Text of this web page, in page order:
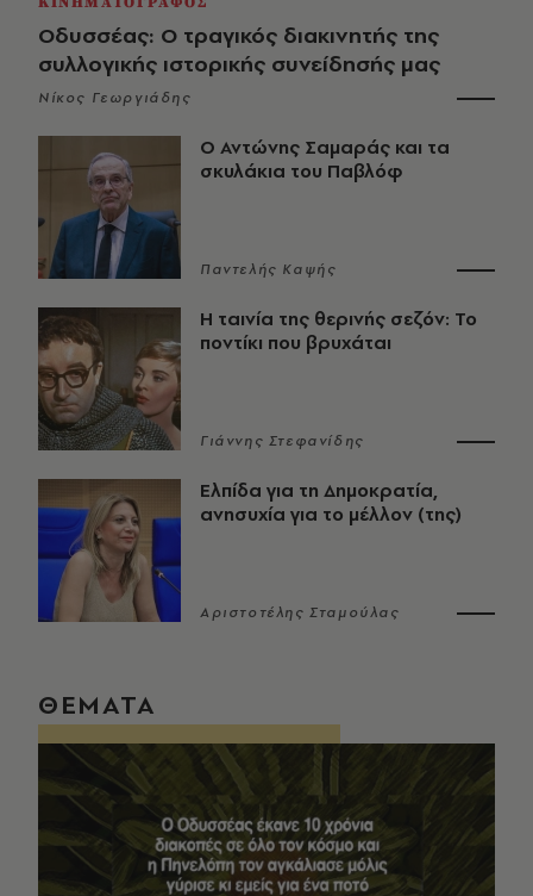
Οδυσσέας: Ο τραγικός διακινητής της
συλλογικής ιστορικής συνείδησής μας
Νίκος Γεωργιάδης
Ο Αντώνης Σαμαράς και τα
σκυλάκια του Παβλόφ
Παντελής Καψής
Η ταινία της θερινής σεζόν: Το
ποντίκι που βρυχάται
Γιάννης Στεφανίδης
Ελπίδα για τη Δημοκρατία,
ανησυχία για το μέλλον (της)
Αριστοτέλης Σταμούλας
ΘΕΜΑΤΑ